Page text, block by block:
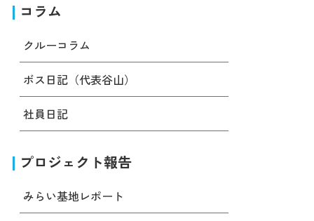
コラム
クルーコラム
ボス日記（代表谷山）
社員日記
プロジェクト報告
みらい基地レポート